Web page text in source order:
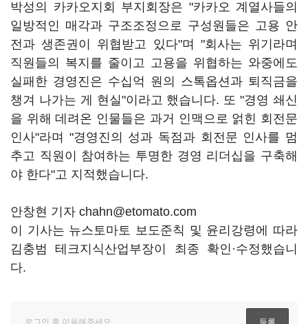
박성의 카카오지회 부지회장은 "카카오 계열사들의
일방적인 매각과 구조조정으로 구성원들은 고용 안
전과 생존권이 위협받고 있다"며 "회사는 위기라며
직원들의 복지를 줄이고 고용을 위협하는 와중에도
실패한 경영진은 수십억 원의 스톡옵션과 퇴직금을
챙겨 나가는 게 현실"이라고 했습니다. 또 "경영 쇄신
을 위해 데려온 인물들은 과거 인맥으로 얽힌 회전문
인사"라며 "경영진의 성과 독점과 회전문 인사를 멈
추고 직원이 참여하는 투명한 경영 리더십을 구축해
야 한다"고 지적했습니다.
안창현 기자 chahn@etomato.com
이 기사는 뉴스토마토 보도준칙 및 윤리강령에 따라
김충범 테크지식산업부장이 최종 확인·수정했습니
다.